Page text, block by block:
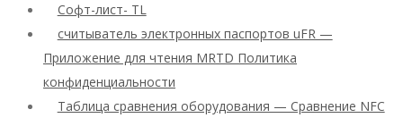
Софт-лист- TL
считыватель электронных паспортов uFR —
Приложение для чтения MRTD Политика
конфиденциальности
Таблица сравнения оборудования — Сравнение NFC